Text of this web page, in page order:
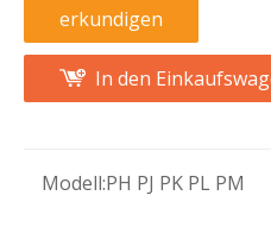
erkundigen
In den
Modell:PH PJ PK PL PM